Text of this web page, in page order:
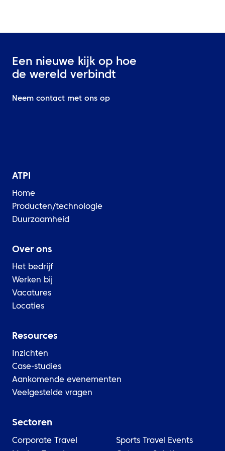
Een nieuwe kijk op hoe
de wereld verbindt
Neem contact met ons op
ATPI
Home
Producten/technologie
Duurzaamheid
Over ons
Het bedrijf
Werken bij
Vacatures
Locaties
Resources
Inzichten
Case-studies
Aankomende evenementen
Veelgestelde vragen
Sectoren
Corporate Travel
Sports Travel
Events